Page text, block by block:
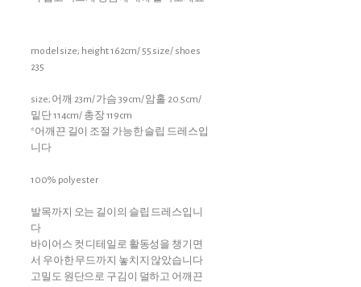
model size; height 162cm/ 55 size/ shoes
235
size; 어깨 23m/ 가슴 39cm/ 암홀 20.5cm/
밑단 114cm/ 총장 119cm
*어깨끈 길이 조절 가능한 슬립 드레스입
니다
100% polyester
발목까지 오는 길이의 슬립 드레스입니
다
바이어스 컷 디테일로 활동성을 챙기면
서 우아한 무드까지 놓치지 않았습니다
고밀도 원단으로 구김이 덜하고 어깨끈